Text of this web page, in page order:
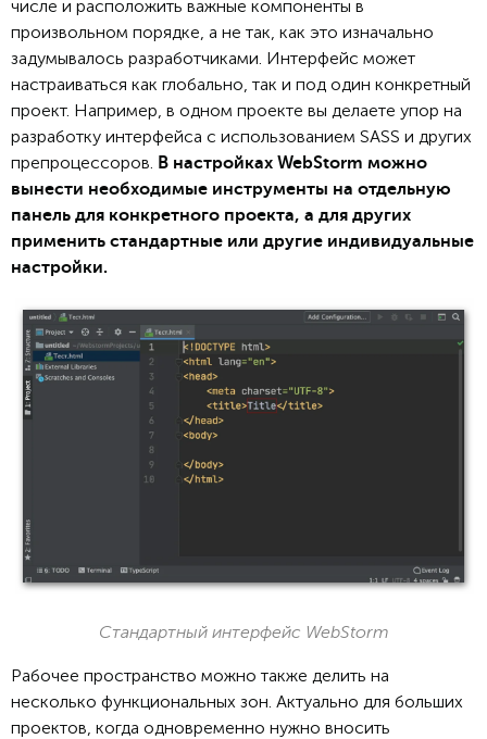
числе и расположить важные компоненты в
произвольном порядке, а не так, как это изначально
задумывалось разработчиками. Интерфейс может
настраиваться как глобально, так и под один конкретный
проект. Например, в одном проекте вы делаете упор на
разработку интерфейса с использованием SASS и других
препроцессоров.
В настройках WebStorm можно
вынести необходимые инструменты на отдельную
панель для конкретного проекта, а для других
применить стандартные или другие индивидуальные
настройки.
Стандартный интерфейс WebStorm
Рабочее пространство можно также делить на
несколько функциональных зон. Актуально для больших
проектов, когда одновременно нужно вносить